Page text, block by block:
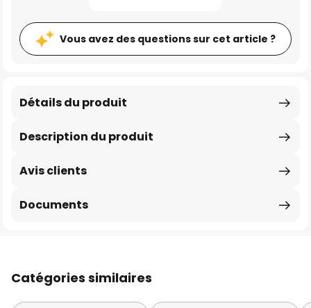
Vous avez des questions sur cet article ?
Description du produit
Détails du produit
Avis clients
Documents
Catégories similaires